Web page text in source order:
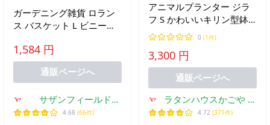
ガーデニング雑貨 ロラン
ス バスケット L ビニール
庭 おしゃれ
1,584 円
通販ページへ
サザンフィールド
gardeningshop
4.68 (66件)
アニマルプランター ジラ
フ S かわいいキリン型鉢
動物
0 (1件)
3,300 円
通販ページへ
ラタンハウスかごや ヤ
フー店
4.72 (371件)